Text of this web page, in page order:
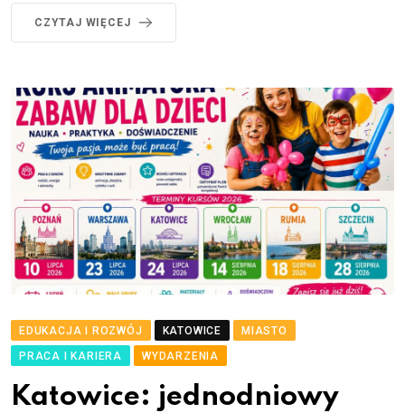
CZYTAJ WIĘCEJ
EDUKACJA I ROZWÓJ KATOWICE
MIASTO
PRACA I KARIERA
WYDARZENIA
Katowice: jednodniowy